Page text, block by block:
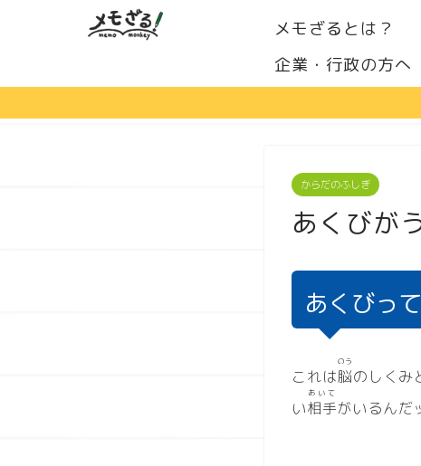
メモざるとは？
企業・行政の方へ
からだのふしぎ
あくびが
あくびっ
これは脳
のう
のしくみ
い相手
あいて
がいるんだ